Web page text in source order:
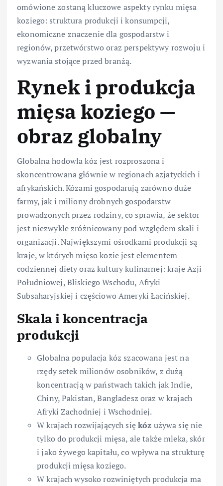
omówione zostaną kluczowe aspekty rynku mięsa
koziego: struktura produkcji i konsumpcji,
ekonomiczne znaczenie dla gospodarstw i
regionów, przetwórstwo oraz perspektywy rozwoju i
wyzwania stojące przed branżą.
Rynek i produkcja
mięsa koziego —
obraz globalny
Globalna hodowla kóz jest rozproszona i
skoncentrowana głównie w regionach azjatyckich i
afrykańskich. Kózami gospodarują zarówno duże
farmy, jak i miliony drobnych gospodarstw
prowadzonych przez rodziny, co sprawia, że sektor
jest niezwykle zróżnicowany pod względem skali i
organizacji. Największymi ośrodkami produkcji są
kraje, w których mięso kozie jest elementem
codziennej diety oraz kultury kulinarnej: kraje Azji
Południowej, Bliskiego Wschodu, Afryki
Subsaharyjskiej i częściowo Ameryki Łacińskiej.
Skala i koncentracja
produkcji
Globalna populacja kóz szacowana jest na
rzędy setek milionów osobników, z dużą
koncentracją w państwach takich jak Indie,
Chiny, Pakistan, Bangladesz oraz w krajach
Afryki Zachodniej i Wschodniej.
W krajach rozwijających siękóz używa się nie
tylko do produkcji mięsa, ale także mleka, skór
i jako żywego kapitału, co wpływa na strukturę
produkcji mięsa koziego.
W krajach wysoko rozwiniętych produkcja ma